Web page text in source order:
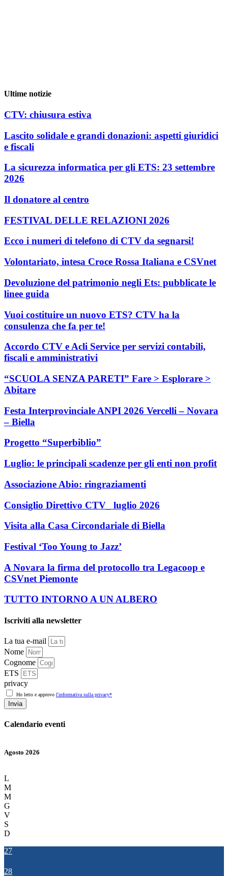
Ultime notizie
CTV: chiusura estiva
Lascito solidale e grandi donazioni: aspetti giuridici
e fiscali
La sicurezza informatica per gli ETS: 23 settembre
2026
Il donatore al centro
FESTIVAL DELLE RELAZIONI 2026
Ecco i numeri di telefono di CTV da segnarsi!
Volontariato, intesa Croce Rossa Italiana e CSVnet
Devoluzione del patrimonio negli Ets: pubblicate le
linee guida
Vuoi costituire un nuovo ETS? CTV ha la
consulenza che fa per te!
Accordo CTV e Acli Service per servizi contabili,
fiscali e amministrativi
“SCUOLA SENZA PARETI” Fare > Esplorare >
Abitare
Festa Interprovinciale ANPI 2026 Vercelli – Novara
– Biella
Progetto “Superbiblio”
Luglio: le principali scadenze per gli enti non profit
Associazione Abio: ringraziamenti
Consiglio Direttivo CTV_ luglio 2026
Visita alla Casa Circondariale di Biella
Festival ‘Too Young to Jazz’
A Novara la firma del protocollo tra Legacoop e
CSVnet Piemonte
TUTTO INTORNO A UN ALBERO
Iscriviti alla newsletter
La tua e-mail
Nome
Cognome
ETS
privacy
Ho letto e approvo l'informativa sulla privacy*
Invia
Calendario eventi
Agosto 2026
L
M
M
G
V
S
D
27
28